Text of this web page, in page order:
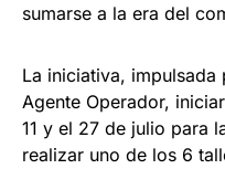
sumarse a la era del
La iniciativa,
Agente Operador,
11 y el 27 de julio para
realizar uno de los 6